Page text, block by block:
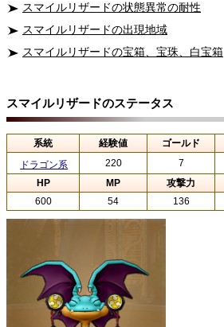
スマイルリザードの状態異常の耐性
スマイルリザードの出現地域
スマイルリザードの宝箱、宝珠、白宝箱
スマイルリザードのステータス
系統 経験値 ゴールド
ドラゴン系
220 7
HP
MP 攻撃力
600
54 136